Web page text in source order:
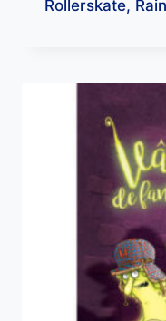
Rollerskate,